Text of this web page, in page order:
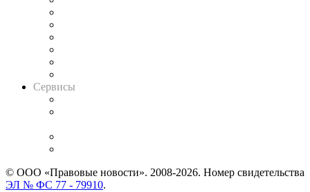
Сервисы
© ООО «Правовые новости». 2008-2026. Номер свидетельства
ЭЛ № ФС 77 - 79910.